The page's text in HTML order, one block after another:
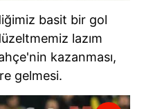
basit bir gol
lazım
kazanması,
gelmesi.